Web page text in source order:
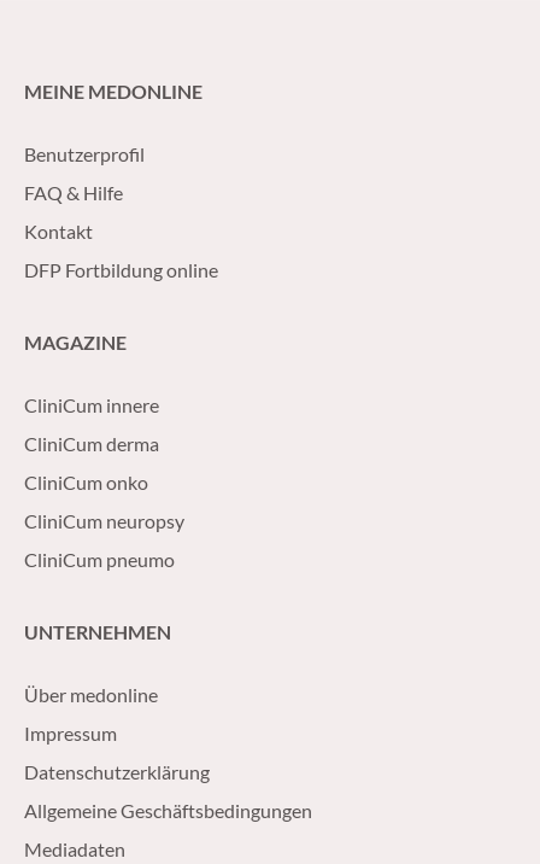
MEINE MEDONLINE
Benutzerprofil
FAQ & Hilfe
Kontakt
DFP Fortbildung online
MAGAZINE
CliniCum innere
CliniCum derma
CliniCum onko
CliniCum neuropsy
CliniCum pneumo
UNTERNEHMEN
Über medonline
Impressum
Datenschutzerklärung
Allgemeine Geschäftsbedingungen
Mediadaten